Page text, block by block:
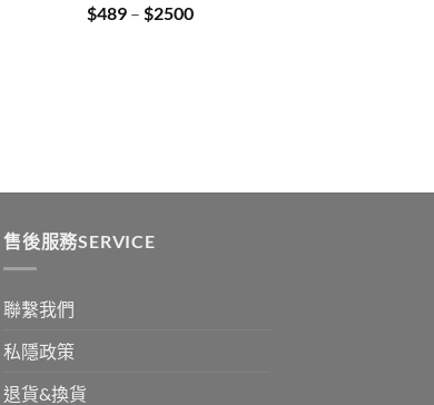
$489 – $2500Price
售後服務SERVICE
聯繫我們
私隱政策
退貨&換貨